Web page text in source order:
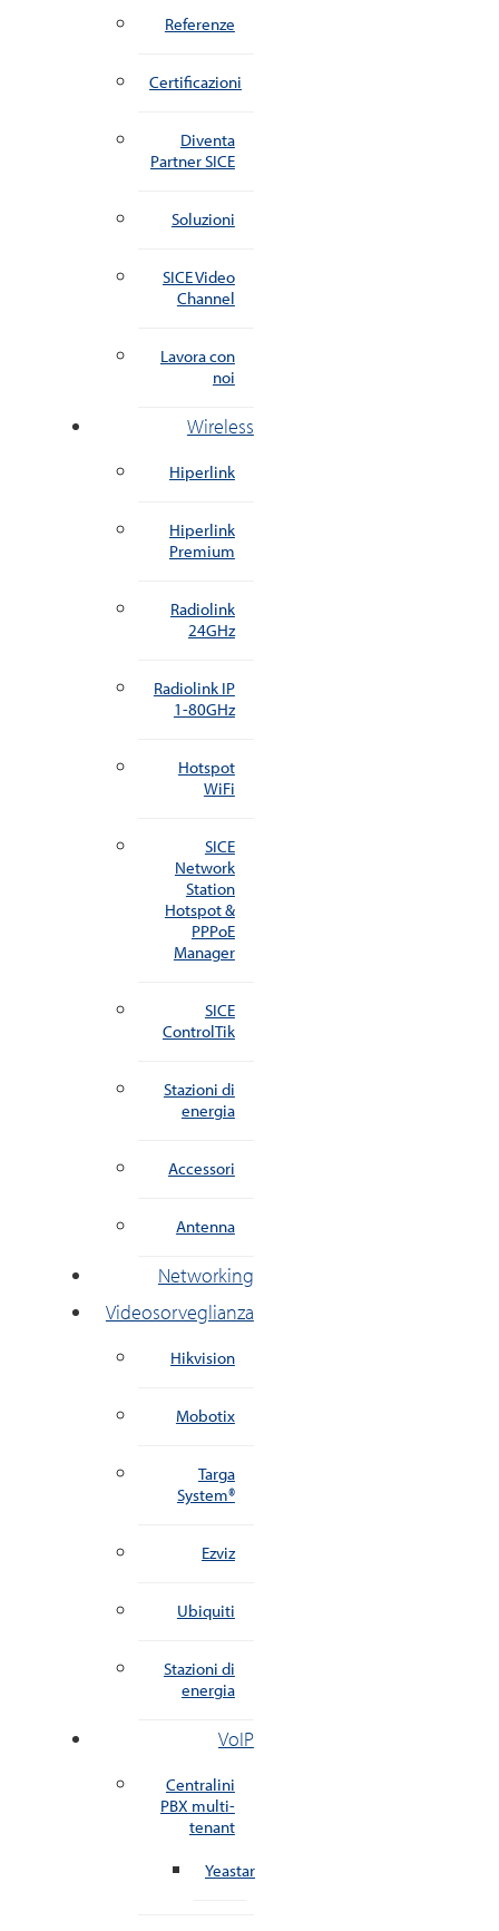
Referenze
Certificazioni
Diventa
Partner SICE
Soluzioni
SICE Video
Channel
Lavora con
noi
Wireless
Hiperlink
Hiperlink
Premium
Radiolink
24GHz
Radiolink IP
1-80GHz
Hotspot
WiFi
SICE
Network
Station
Hotspot &
PPPoE
Manager
SICE
ControlTik
Stazioni di
energia
Accessori
Antenna
Networking
Videosorveglianza
Hikvision
Mobotix
Targa
System®
Ezviz
Ubiquiti
Stazioni di
energia
VoIP
Centralini
PBX multi-
tenant
Yeastar